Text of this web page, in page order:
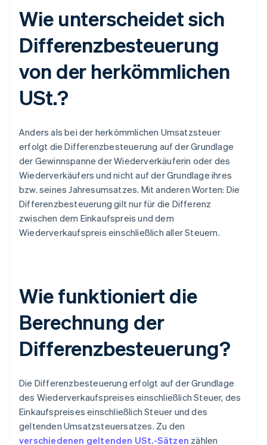
Wie unterscheidet sich
Differenzbesteuerung
von der herkömmlichen
USt.?
Anders als bei der herkömmlichen Umsatzsteuer
erfolgt die Differenzbesteuerung auf der Grundlage
der Gewinnspanne der Wiederverkäuferin oder des
Wiederverkäufers und nicht auf der Grundlage ihres
bzw. seines Jahresumsatzes. Mit anderen Worten: Die
Differenzbesteuerung gilt nur für die Differenz
zwischen dem Einkaufspreis und dem
Wiederverkaufspreis einschließlich aller Steuern.
Wie funktioniert die
Berechnung der
Differenzbesteuerung?
Die Differenzbesteuerung erfolgt auf der Grundlage
des Wiederverkaufspreises einschließlich Steuer, des
Einkaufspreises einschließlich Steuer und des
geltenden Umsatzsteuersatzes. Zu den
verschiedenen geltenden USt.-Sätzen zählen